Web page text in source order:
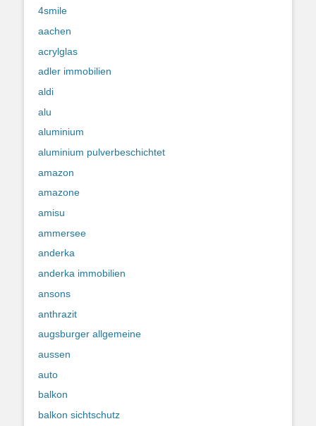
4smile
aachen
acrylglas
adler immobilien
aldi
alu
aluminium
aluminium pulverbeschichtet
amazon
amazone
amisu
ammersee
anderka
anderka immobilien
ansons
anthrazit
augsburger allgemeine
aussen
auto
balkon
balkon sichtschutz